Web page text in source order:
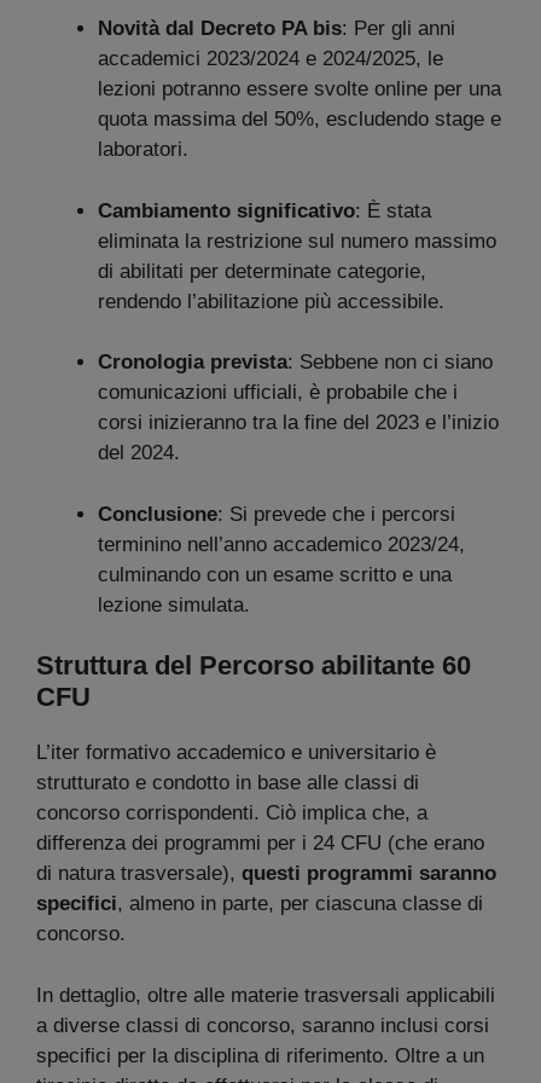
Novità dal Decreto PA bis: Per gli anni
accademici 2023/2024 e 2024/2025, le
lezioni potranno essere svolte online per una
quota massima del 50%, escludendo stage e
laboratori.
Cambiamento significativo: È stata
eliminata la restrizione sul numero massimo
di abilitati per determinate categorie,
rendendo l’abilitazione più accessibile.
Cronologia prevista: Sebbene non ci siano
comunicazioni ufficiali, è probabile che i
corsi inizieranno tra la fine del 2023 e l’inizio
del 2024.
Conclusione: Si prevede che i percorsi
terminino nell’anno accademico 2023/24,
culminando con un esame scritto e una
lezione simulata.
Struttura del Percorso abilitante 60
CFU
L’iter formativo accademico e universitario è
strutturato e condotto in base alle classi di
concorso corrispondenti. Ciò implica che, a
differenza dei programmi per i 24 CFU (che erano
di natura trasversale), questi programmi saranno
specifici, almeno in parte, per ciascuna classe di
concorso.
In dettaglio, oltre alle materie trasversali applicabili
a diverse classi di concorso, saranno inclusi corsi
specifici per la disciplina di riferimento. Oltre a un